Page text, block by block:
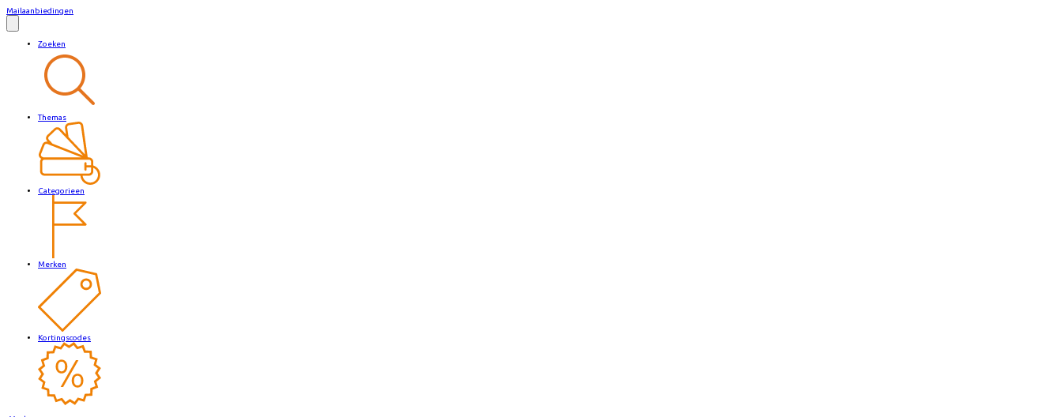
Mailaanbiedingen
Zoeken
Themas
Categorieen
Merken
Kortingscodes